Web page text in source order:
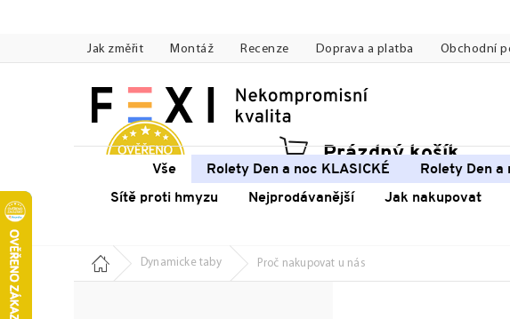
Jak změřit Montáž Recenze Doprava a platba Obchodní
Nákupní
košík
Prázdný košík
Vše Rolety Den a noc KLASICKÉ Rolety Den a
Sítě proti hmyzu
Nejprodávanější Jak nakupovat
Domů Dynamicke taby Proč nakupovat u nás